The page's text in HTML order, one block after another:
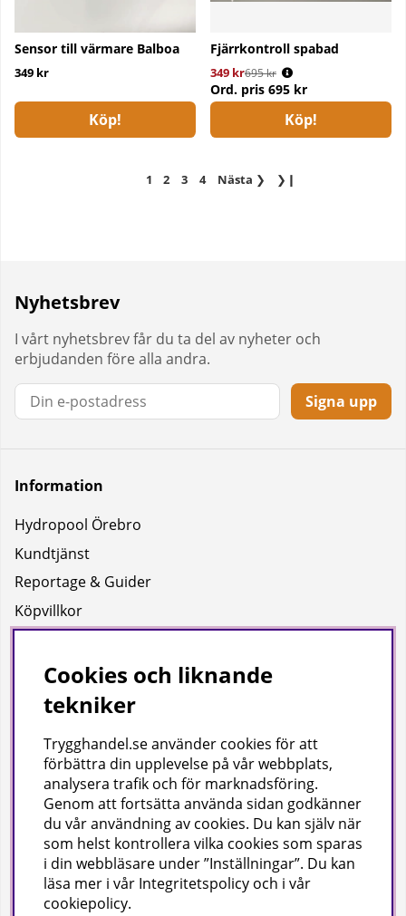
Sensor till värmare Balboa
349 kr
Köp!
Fjärrkontroll spabad
349 kr
Ordinarie pris:
695 kr
Ord. pris 695 kr
Köp!
1 2 3 4 Nästa ❯ ❯❙
Nyhetsbrev
I vårt nyhetsbrev får du ta del av nyheter och
erbjudanden före alla andra.
Signa upp
Information
Hydropool Örebro
Kundtjänst
Reportage & Guider
Köpvillkor
Uppgifter för leverans
Om oss
Företagsinformation / hitta till oss
Gilla oss på facebook!
Ta del av inspiration, tävlingar och mycket mer
Cookies och liknande
tekniker
Trygghandel.se använder cookies för att
förbättra din upplevelse på vår webbplats,
analysera trafik och för marknadsföring.
Genom att fortsätta använda sidan godkänner
du vår användning av cookies. Du kan själv när
som helst kontrollera vilka cookies som sparas
i din webbläsare under ”Inställningar”. Du kan
läsa mer i vår Integritetspolicy och i vår
cookiepolicy.